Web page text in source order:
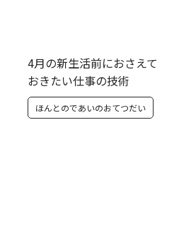
4月の新生活前におさえて
おきたい仕事の技術
ほんとのであいのおてつだい